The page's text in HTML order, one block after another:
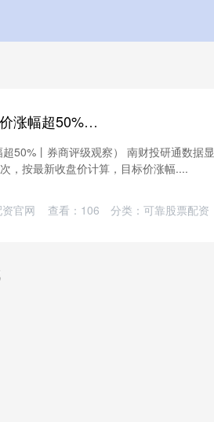
乐蒙网 16股获推荐，亿联网络目标价涨幅超50%丨券商评级观察
50%丨券商评级观察） 南财投研通数据显
，按最新收盘价计算，目标价涨幅....
官网 查看： 106 分类： 可靠股票配资